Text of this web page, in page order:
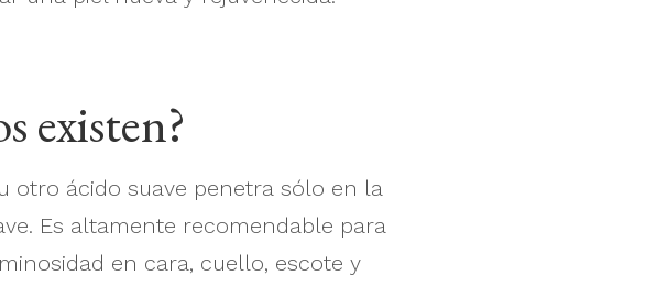
existen?
otro ácido suave penetra sólo en la
Es altamente recomendable para
en cara, cuello, escote y